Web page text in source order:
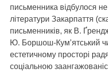
письменника відбулося не
літератури Закарпаття
письменників, як В.
Ю. Боршош-Кум’ятський чи
естетичному просторі
соціальною